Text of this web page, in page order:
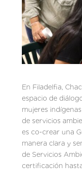
En Filadelfia,
espacio de
mujeres
de servicios
es co-crear una
manera clara y
de Servicios
certificación